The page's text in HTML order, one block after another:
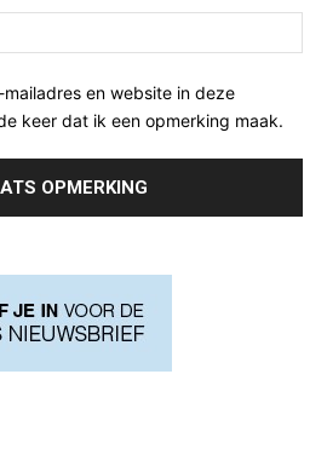
en website in deze
keer dat ik een opmerking maak.